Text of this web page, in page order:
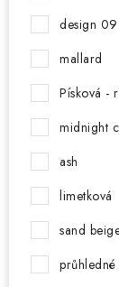
design 09
mallard
Písková -
midnight
ash
limetková
sand